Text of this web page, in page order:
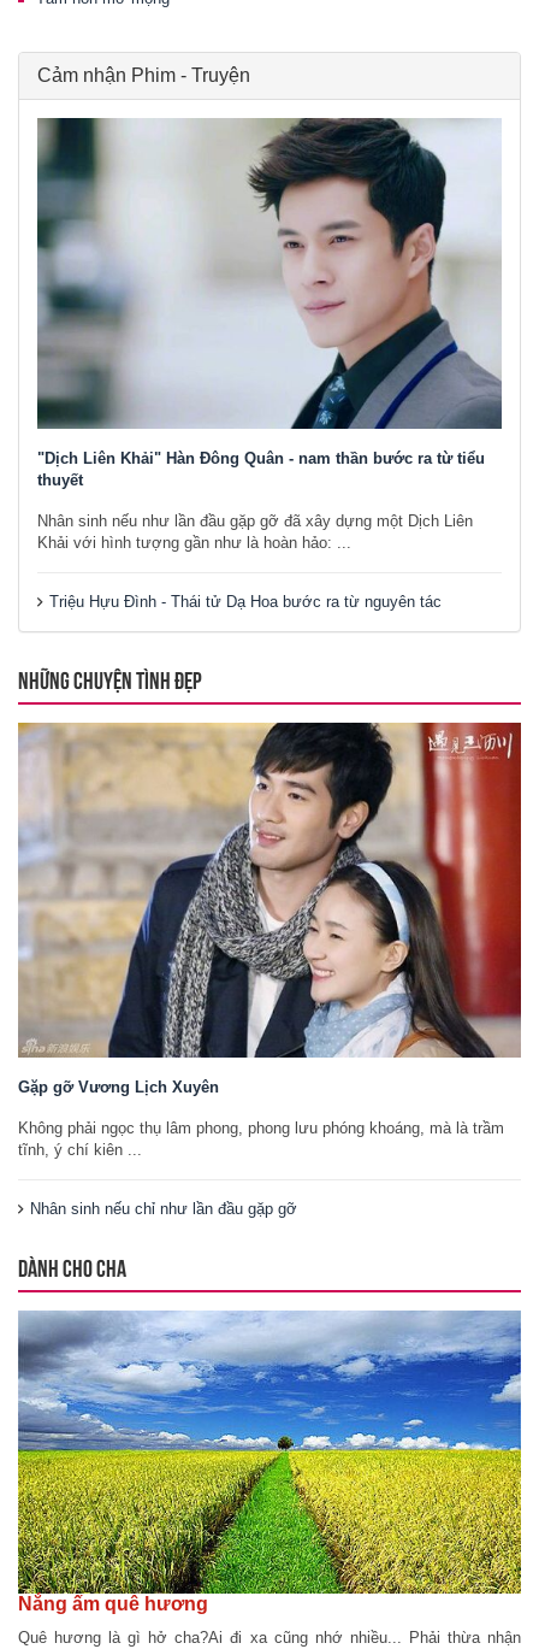
Cảm nhận Phim - Truyện
"Dịch Liên Khải" Hàn Đông Quân - nam thần bước ra từ tiểu
thuyết
Nhân sinh nếu như lần đầu gặp gỡ đã xây dựng một Dịch Liên
Khải với hình tượng gần như là hoàn hảo: ...
Triệu Hựu Đình - Thái tử Dạ Hoa bước ra từ nguyên tác
NHỮNG CHUYỆN TÌNH ĐẸP
Gặp gỡ Vương Lịch Xuyên
Không phải ngọc thụ lâm phong, phong lưu phóng khoáng, mà là trầm
tĩnh, ý chí kiên ...
Nhân sinh nếu chỉ như lần đầu gặp gỡ
DÀNH CHO CHA
Nắng ấm quê hương
Quê hương là gì hở cha?Ai đi xa cũng nhớ nhiều... Phải thừa nhận